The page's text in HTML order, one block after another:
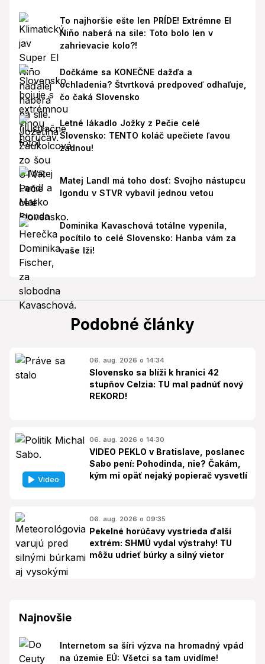
To najhoršie ešte len PRÍDE! Extrémne El
Niño naberá na sile: Toto bolo len v
zahrievacie kolo?!
Dočkáme sa KONEČNE dažďa a
ochladenia? Štvrtková predpoveď odhaľuje,
čo čaká Slovensko
Letné lákadlo Jožky z Pečie celé
Slovensko: TENTO koláč upečiete ľavou
zadnou!
Matej Landl má toho dosť: Svojho nástupcu
Igondu v STVR vybavil jednou vetou
Dominika Kavaschová totálne vypenila,
pocítilo to celé Slovensko: Hanba vám za
vaše lži!
Podobné články
06. aug. 2026 o 14:34
Slovensko sa blíži k hranici 42
stupňov Celzia: TU mal padnúť nový
REKORD!
Video
06. aug. 2026 o 14:30
VIDEO PEKLO v Bratislave, poslanec
Sabo pení: Pohodinda, nie? Čakám,
kým mi opäť nejaký popierač vysvetlí
06. aug. 2026 o 09:35
Pekelné horúčavy vystrieda ďalší
extrém: SHMÚ vydal výstrahy! TU
môžu udrieť búrky a silný vietor
Najnovšie
Internetom sa šíri výzva na hromadný vpád
na územie EÚ: Všetci sa tam uvidíme!